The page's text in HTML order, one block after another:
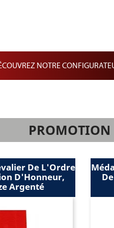
NOTRE
PROMOTION
Chevalier De L'Ordre
Légion D'Honneur,
Argent Massif